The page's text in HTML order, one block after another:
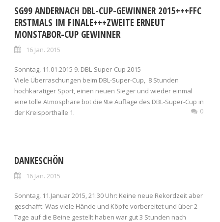
SG99 ANDERNACH DBL-CUP-GEWINNER 2015+++FFC
ERSTMALS IM FINALE+++ZWEITE ERNEUT
MONSTABOR-CUP GEWINNER
16 Jan. 2015
Sonntag, 11.01.2015 9. DBL-Super-Cup 2015
Viele Überraschungen beim DBL-Super-Cup, 8 Stunden
hochkarätiger Sport, einen neuen Sieger und wieder einmal
eine tolle Atmosphäre bot die 9te Auflage des DBL-Super-Cup in
der Kreisporthalle 1.
0
DANKESCHÖN
16 Jan. 2015
Sonntag, 11.Januar 2015, 21:30 Uhr: Keine neue Rekordzeit aber
geschafft: Was viele Hände und Köpfe vorbereitet und über 2
Tage auf die Beine gestellt haben war gut 3 Stunden nach